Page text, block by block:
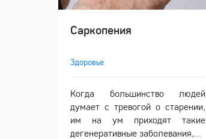
Саркопения
Здоровье
Когда большинство людей
думает с тревогой о старении,
им на ум приходят такие
дегенеративные заболевания,...